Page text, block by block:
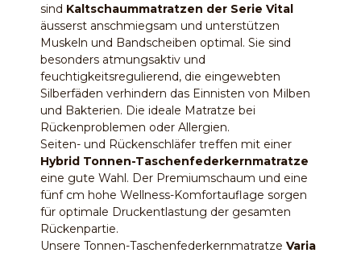
Loading product variants...
sind Kaltschaummatratzen der Serie Vital
äusserst anschmiegsam und unterstützen
Muskeln und Bandscheiben optimal. Sie sind
besonders atmungsaktiv und
feuchtigkeitsregulierend, die eingewebten
Silberfäden verhindern das Einnisten von Milben
und Bakterien. Die ideale Matratze bei
Rückenproblemen oder Allergien.
Seiten- und Rückenschläfer treffen mit einer
Hybrid Tonnen-Taschenfederkernmatratze
eine gute Wahl. Der Premiumschaum und eine
fünf cm hohe Wellness-Komfortauflage sorgen
für optimale Druckentlastung der gesamten
Rückenpartie.
Unsere Tonnen-Taschenfederkernmatratze Varia